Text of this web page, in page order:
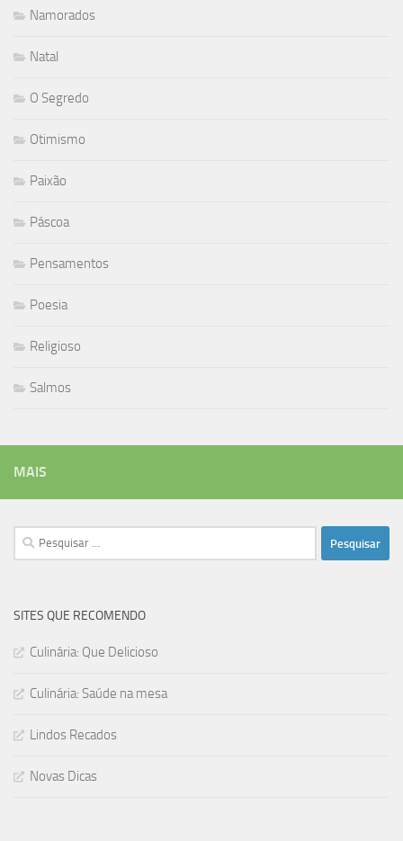
Namorados
Natal
O Segredo
Otimismo
Paixão
Páscoa
Pensamentos
Poesia
Religioso
Salmos
MAIS
Pesquisar
por:
SITES QUE RECOMENDO
Culinária: Que Delicioso
Culinária: Saúde na mesa
Lindos Recados
Novas Dicas